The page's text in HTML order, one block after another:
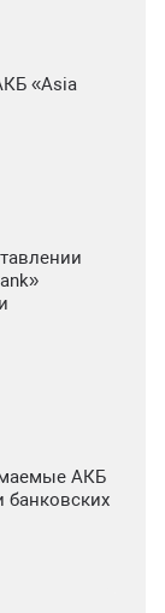
«Asia
АКБ
банковских